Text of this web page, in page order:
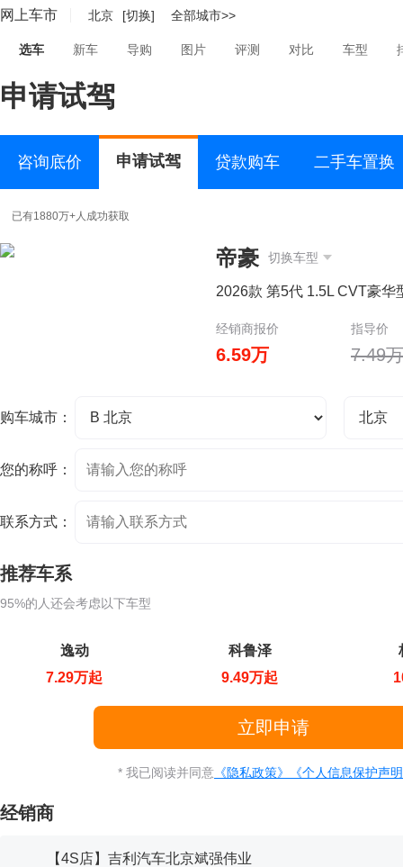
网上车市 北京 [切换] 全部城市>>
选车 新车 导购 图片 评测 对比 车型
申请试驾
咨询底价 申请试驾 贷款购车 二手车置换
已有1880万+人成功获取
帝豪 切换车型
2026款 第5代 1.5L CVT豪华
经销商报价 指导价
6.59万 7.49万
购车城市：
您的称呼：
联系方式：
推荐车系
95%的人还会考虑以下车型
逸动
7.29万起
科鲁泽
9.49万起
* 我已阅读并同意 《隐私政策》 《个人信息保护声
经销商
【4S店】吉利汽车北京斌强伟业